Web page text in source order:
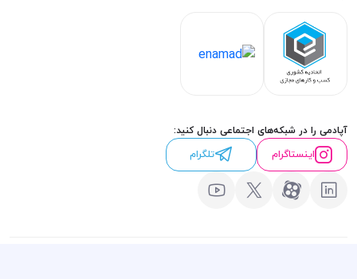
آپادمی را در شبکه‌های اجتماعی دنبال کنید:
اینستاگرام
تلگرام